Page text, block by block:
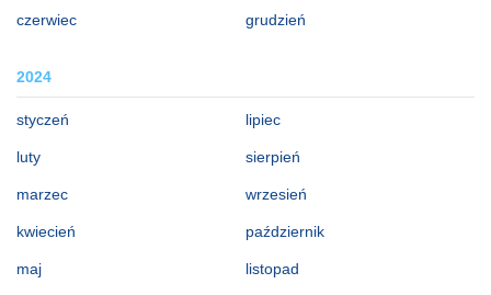
czerwiec grudzień
2024
styczeń
luty
marzec
kwiecień
maj
lipiec
sierpień
wrzesień
październik
listopad